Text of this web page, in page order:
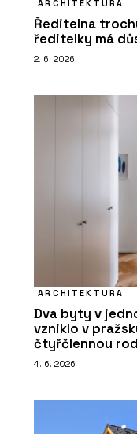
ARCHITEKTURA
Ředitelna
ředitelky má
2. 6. 2026
ARCHITEKTURA
Dva byty v
vzniklo v
čtyřčlennou
4. 6. 2026